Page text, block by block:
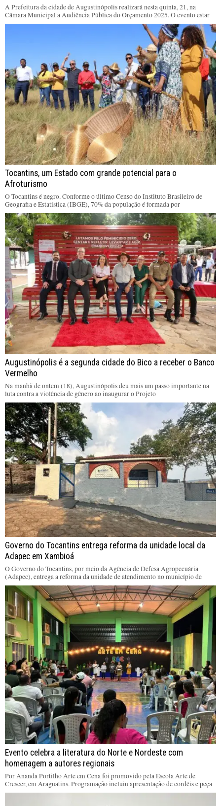
A Prefeitura da cidade de Augustinópolis realizará nesta quinta, 21, na
Câmara Municipal a Audiência Pública do Orçamento 2025. O evento estar
Tocantins, um Estado com grande potencial para o
Afroturismo
O Tocantins é negro. Conforme o último Censo do Instituto Brasileiro de
Geografia e Estatística (IBGE), 70% da população é formada por
Augustinópolis é a segunda cidade do Bico a receber o Banco
Vermelho
Na manhã de ontem (18), Augustinópolis deu mais um passo importante na
luta contra a violência de gênero ao inaugurar o Projeto
Governo do Tocantins entrega reforma da unidade local da
Adapec em Xambioá
O Governo do Tocantins, por meio da Agência de Defesa Agropecuária
(Adapec), entrega a reforma da unidade de atendimento no município de
Evento celebra a literatura do Norte e Nordeste com
homenagem a autores regionais
Por Ananda Portilho Arte em Cena foi promovido pela Escola Arte de
Crescer, em Araguatins. Programação incluiu apresentação de cordéis e peça